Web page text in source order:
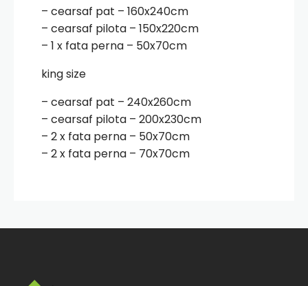
– cearsaf pat – 160x240cm
– cearsaf pilota – 150x220cm
– 1 x fata perna – 50x70cm
king size
– cearsaf pat – 240x260cm
– cearsaf pilota – 200x230cm
– 2 x fata perna – 50x70cm
– 2 x fata perna – 70x70cm